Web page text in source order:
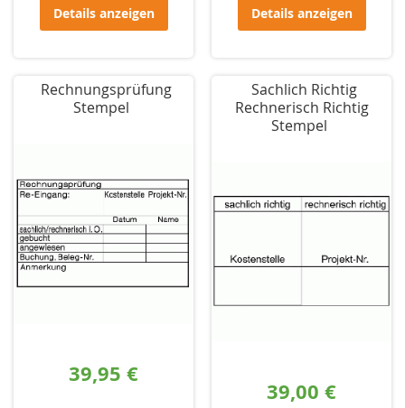
Details anzeigen Details anzeigen
Rechnungsprüfung
Stempel
39,95 €
Sachlich Richtig
Rechnerisch Richtig
Stempel
39,00 €